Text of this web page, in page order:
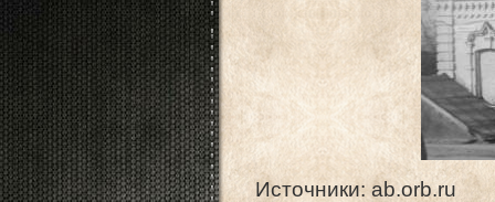
Источники: ab.orb.ru